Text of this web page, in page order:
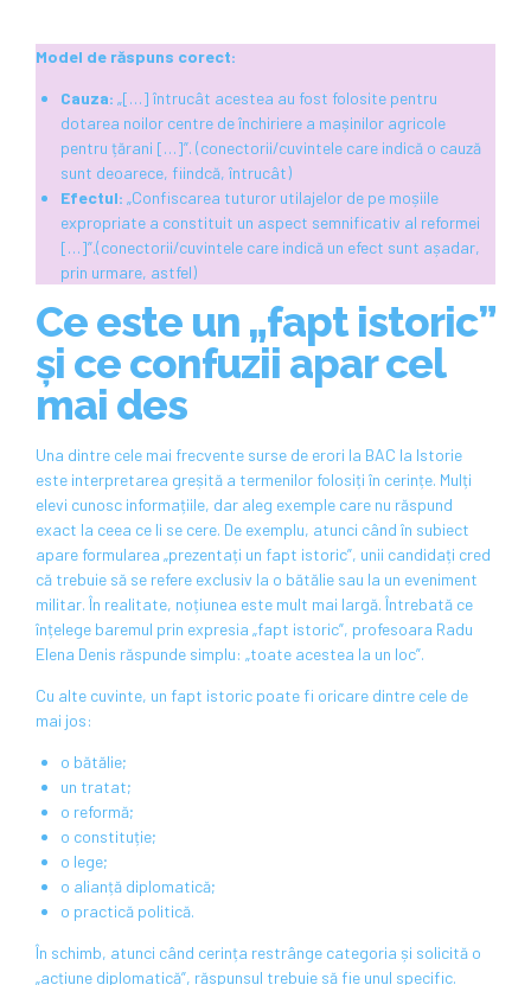
Model de răspuns corect:
Cauza: „[…] întrucât acestea au fost folosite pentru
dotarea noilor centre de închiriere a mașinilor agricole
pentru țărani […]”. (conectorii/cuvintele care indică o cauză
sunt deoarece, fiindcă, întrucât)
Efectul: „Confiscarea tuturor utilajelor de pe moșiile
expropriate a constituit un aspect semnificativ al reformei
[…]”.(conectorii/cuvintele care indică un efect sunt așadar,
prin urmare, astfel)
Ce este un „fapt istoric”
și ce confuzii apar cel
mai des
Una dintre cele mai frecvente surse de erori la BAC la Istorie
este interpretarea greșită a termenilor folosiți în cerințe. Mulți
elevi cunosc informațiile, dar aleg exemple care nu răspund
exact la ceea ce li se cere. De exemplu, atunci când în subiect
apare formularea „prezentați un fapt istoric”, unii candidați cred
că trebuie să se refere exclusiv la o bătălie sau la un eveniment
militar. În realitate, noțiunea este mult mai largă. Întrebată ce
înțelege baremul prin expresia „fapt istoric”, profesoara Radu
Elena Denis răspunde simplu: „toate acestea la un loc”.
Cu alte cuvinte, un fapt istoric poate fi oricare dintre cele de
mai jos:
o bătălie;
un tratat;
o reformă;
o constituție;
o lege;
o alianță diplomatică;
o practică politică.
În schimb, atunci când cerința restrânge categoria și solicită o
„acțiune diplomatică”, răspunsul trebuie să fie unul specific.